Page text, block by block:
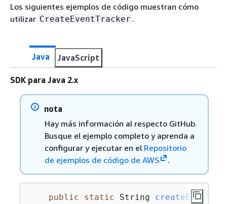
Los siguientes ejemplos de código muestran cómo
utilizar CreateEventTracker .
Java JavaScript
SDK para Java 2.x
nota
Hay más información al respecto GitHub.
Busque el ejemplo completo y aprenda a
configurar y ejecutar en el Repositorio
de ejemplos de código de AWS
.
public static String